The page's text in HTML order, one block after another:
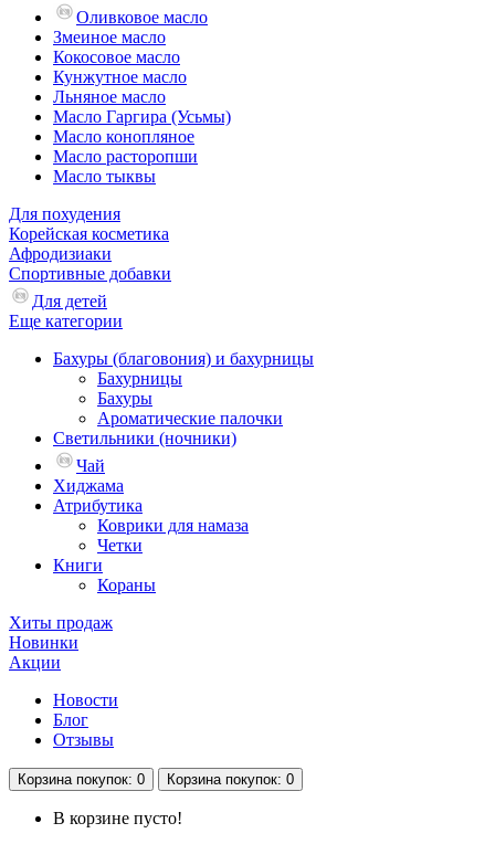
Оливковое масло
Змеиное масло
Кокосовое масло
Кунжутное масло
Льняное масло
Масло Гаргира (Усьмы)
Масло конопляное
Масло расторопши
Масло тыквы
Для похудения
Корейская косметика
Афродизиаки
Спортивные добавки
Для детей
Еще категории
Бахуры (благовония) и бахурницы
Бахурницы
Бахуры
Ароматические палочки
Светильники (ночники)
Чай
Хиджама
Атрибутика
Коврики для намаза
Четки
Книги
Кораны
Хиты продаж
Новинки
Акции
Новости
Блог
Отзывы
Корзина покупок: 0 Корзина покупок: 0
В корзине пусто!